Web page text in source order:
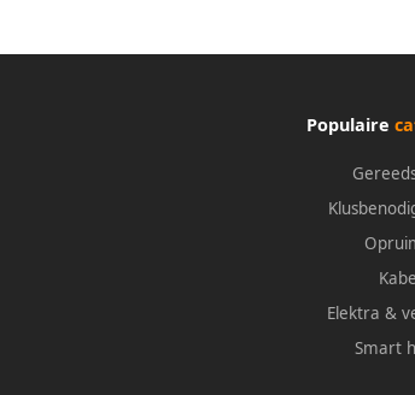
Populaire
Elektra &
Smart